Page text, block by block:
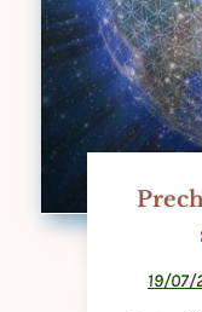
19/07/